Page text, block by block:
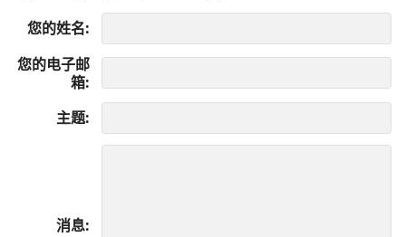
您的姓名
您的电子邮
箱
主题
消息